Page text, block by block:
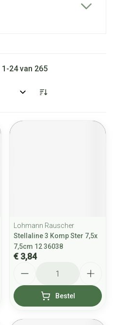
1 -24van 265
Lohmann Rauscher
Stellaline 3 Komp Ster 7,5x
7,5cm 12 36038
€ 3,84
Bestel